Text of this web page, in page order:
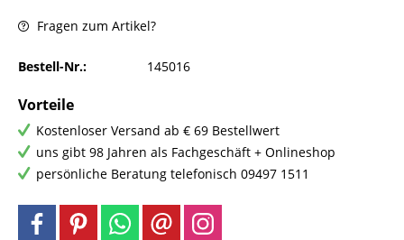
Fragen zum Artikel?
Bestell-Nr.: 145016
Vorteile
Kostenloser Versand ab € 69 Bestellwert
uns gibt 98 Jahren als Fachgeschäft + Onlineshop
persönliche Beratung telefonisch 09497 1511